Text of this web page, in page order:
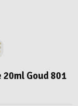
Goud 801